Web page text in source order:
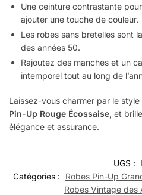
Une ceinture contrastante
ajouter une touche de couleur.
Les robes sans bretelles sont
des années 50.
Rajoutez des manches et un
intemporel tout au long de
Laissez-vous charmer par le
Pin-Up Rouge Écossaise, et
élégance et assurance.
UGS :
Catégories :
Robes Pin-Up
Robes Vintage des